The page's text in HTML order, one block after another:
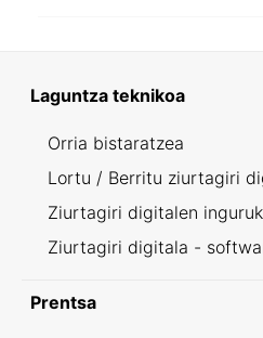
Laguntza teknikoa
Orria bistaratzea
Lortu / Berritu ziurtagiri
Ziurtagiri digitalen
Ziurtagiri digitala -
Prentsa